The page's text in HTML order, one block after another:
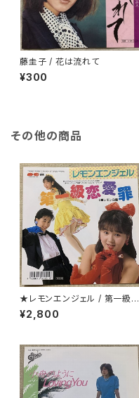
藤圭子 / 花は流れて
¥300
その他の商品
★レモンエンジェル / 第一級恋
愛罪
¥2,800